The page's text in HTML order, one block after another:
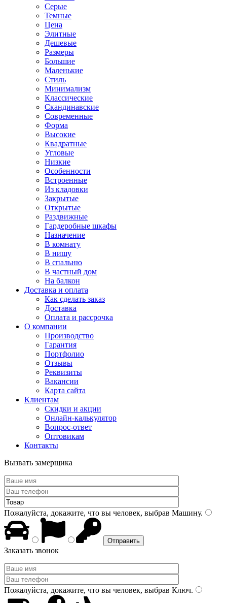
Серые
Темные
Цена
Элитные
Дешевые
Размеры
Большие
Маленькие
Стиль
Минимализм
Классические
Скандинавские
Современные
Форма
Высокие
Квадратные
Угловые
Низкие
Особенности
Встроенные
Из кладовки
Закрытые
Открытые
Раздвижные
Гардеробные шкафы
Назначение
В комнату
В нишу
В спальню
В частный дом
На балкон
Доставка и оплата
Как сделать заказ
Доставка
Оплата и рассрочка
О компании
Производство
Гарантия
Портфолио
Отзывы
Реквизиты
Вакансии
Карта сайта
Клиентам
Скидки и акции
Онлайн-калькулятор
Вопрос-ответ
Оптовикам
Контакты
Вызвать замерщика
Пожалуйста, докажите, что вы человек, выбрав Машину.
Заказать звонок
Пожалуйста, докажите, что вы человек, выбрав Ключ.